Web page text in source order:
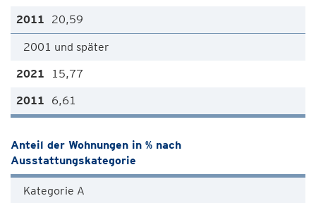
20,59
2001 und später
15,77
6,61
Anteil der Wohnungen in % nach
Ausstattungskategorie
Kategorie A